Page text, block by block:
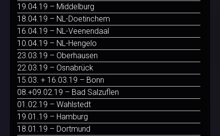
19.04.19 – Middelburg
18.04.19 – NL-Doetinchem
16.04.19 – NL-Veenendaal
10.04.19 – NL-Hengelo
23.03.19 – Oberhausen
22.03.19 – Osnabrück
15.03. + 16.03.19 – Bonn
08.+09.02.19 – Bad Salzuflen
01.02.19 – Wahlstedt
19.01.19 – Hamburg
18.01.19 – Dortmund